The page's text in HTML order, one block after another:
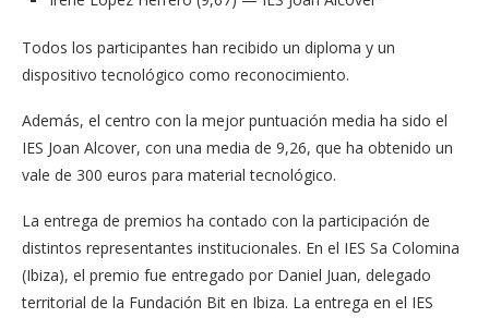
Todos los participantes han recibido un diploma y un
dispositivo tecnológico como reconocimiento.
Además, el centro con la mejor puntuación media ha sido el
IES Joan Alcover, con una media de 9,26, que ha obtenido un
vale de 300 euros para material tecnológico.
La entrega de premios ha contado con la participación de
distintos representantes institucionales. En el IES Sa Colomina
(Ibiza), el premio fue entregado por Daniel Juan, delegado
territorial de la Fundación Bit en Ibiza. La entrega en el IES